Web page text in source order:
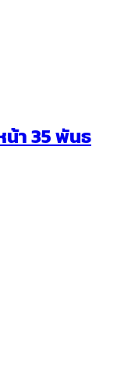
น้า 35 พันธ